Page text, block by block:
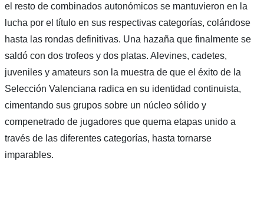
el resto de combinados autonómicos se mantuvieron en la
lucha por el título en sus respectivas categorías, colándose
hasta las rondas definitivas. Una hazaña que finalmente se
saldó con dos trofeos y dos platas. Alevines, cadetes,
juveniles y amateurs son la muestra de que el éxito de la
Selección Valenciana radica en su identidad continuista,
cimentando sus grupos sobre un núcleo sólido y
compenetrado de jugadores que quema etapas unido a
través de las diferentes categorías, hasta tornarse
imparables.